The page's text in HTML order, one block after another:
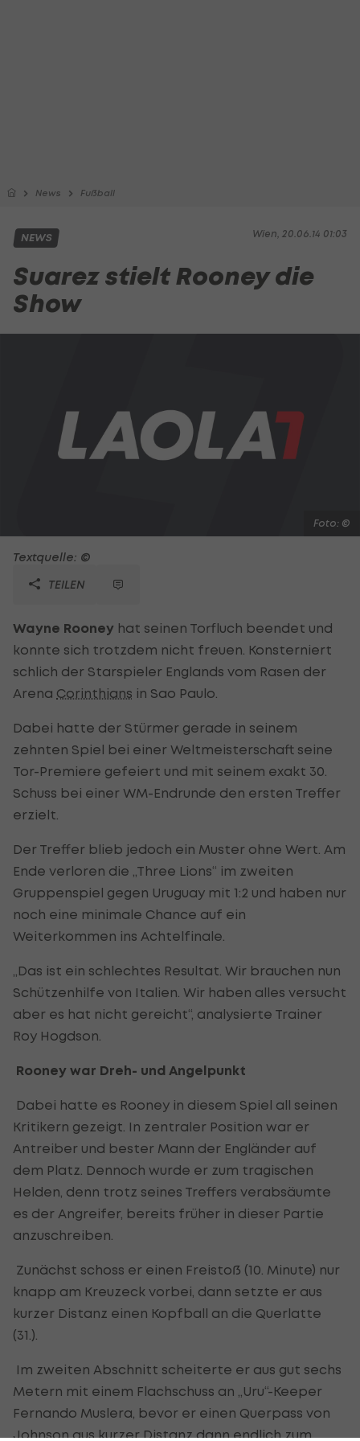
News Fußball
Wien, 20.06.14 01:03
NEWS
Suarez stielt Rooney die
Show
Foto: ©
Textquelle: ©
TEILEN
Wayne Rooney hat seinen Torfluch beendet und
konnte sich trotzdem nicht freuen. Konsterniert
schlich der Starspieler Englands vom Rasen der
Arena Corinthians in Sao Paulo.
Dabei hatte der Stürmer gerade in seinem
zehnten Spiel bei einer Weltmeisterschaft seine
Tor-Premiere gefeiert und mit seinem exakt 30.
Schuss bei einer WM-Endrunde den ersten Treffer
erzielt.
Der Treffer blieb jedoch ein Muster ohne Wert. Am
Ende verloren die „Three Lions“ im zweiten
Gruppenspiel gegen Uruguay mit 1:2 und haben nur
noch eine minimale Chance auf ein
Weiterkommen ins Achtelfinale.
„Das ist ein schlechtes Resultat. Wir brauchen nun
Schützenhilfe von Italien. Wir haben alles versucht
aber es hat nicht gereicht“, analysierte Trainer
Roy Hogdson.
Rooney war Dreh- und Angelpunkt
Dabei hatte es Rooney in diesem Spiel all seinen
Kritikern gezeigt. In zentraler Position war er
Antreiber und bester Mann der Engländer auf
dem Platz. Dennoch wurde er zum tragischen
Helden, denn trotz seines Treffers verabsäumte
es der Angreifer, bereits früher in dieser Partie
anzuschreiben.
Zunächst schoss er einen Freistoß (10. Minute) nur
knapp am Kreuzeck vorbei, dann setzte er aus
kurzer Distanz einen Kopfball an die Querlatte
(31.).
Im zweiten Abschnitt scheiterte er aus gut sechs
Metern mit einem Flachschuss an „Uru“-Keeper
Fernando Muslera, bevor er einen Querpass von
Johnson aus kurzer Distanz dann endlich zum